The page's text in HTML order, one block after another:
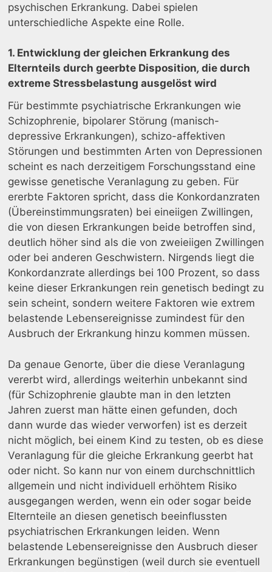
psychischen Erkrankung. Dabei spielen
unterschiedliche Aspekte eine Rolle.
1. Entwicklung der gleichen Erkrankung des
Elternteils durch geerbte Disposition, die durch
extreme Stressbelastung ausgelöst wird
Für bestimmte psychiatrische Erkrankungen wie
Schizophrenie, bipolarer Störung (manisch-
depressive Erkrankungen), schizo-affektiven
Störungen und bestimmten Arten von Depressionen
scheint es nach derzeitigem Forschungsstand eine
gewisse genetische Veranlagung zu geben. Für
ererbte Faktoren spricht, dass die Konkordanzraten
(Übereinstimmungsraten) bei eineiigen Zwillingen,
die von diesen Erkrankungen beide betroffen sind,
deutlich höher sind als die von zweieiigen Zwillingen
oder bei anderen Geschwistern. Nirgends liegt die
Konkordanzrate allerdings bei 100 Prozent, so dass
keine dieser Erkrankungen rein genetisch bedingt zu
sein scheint, sondern weitere Faktoren wie extrem
belastende Lebensereignisse zumindest für den
Ausbruch der Erkrankung hinzu kommen müssen.
Da genaue Genorte, über die diese Veranlagung
vererbt wird, allerdings weiterhin unbekannt sind
(für Schizophrenie glaubte man in den letzten
Jahren zuerst man hätte einen gefunden, doch
dann wurde das wieder verworfen) ist es derzeit
nicht möglich, bei einem Kind zu testen, ob es diese
Veranlagung für die gleiche Erkrankung geerbt hat
oder nicht. So kann nur von einem durchschnittlich
allgemein und nicht individuell erhöhtem Risiko
ausgegangen werden, wenn ein oder sogar beide
Elternteile an diesen genetisch beeinflussten
psychiatrischen Erkrankungen leiden. Wenn
belastende Lebensereignisse den Ausbruch dieser
Erkrankungen begünstigen (weil durch sie eventuell